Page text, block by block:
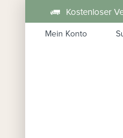
Kostenloser
Mein Konto